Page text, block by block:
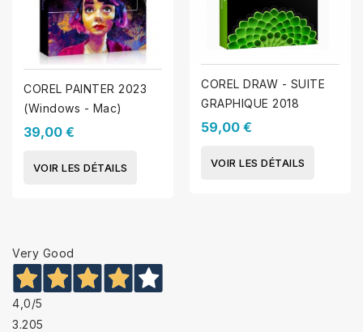
COREL PAINTER 2023
(Windows - Mac)
39,00 €
VOIR LES DÉTAILS
COREL DRAW - SUITE
GRAPHIQUE 2018
59,00 €
VOIR LES DÉTAILS
Very Good
4,0/5
3.205